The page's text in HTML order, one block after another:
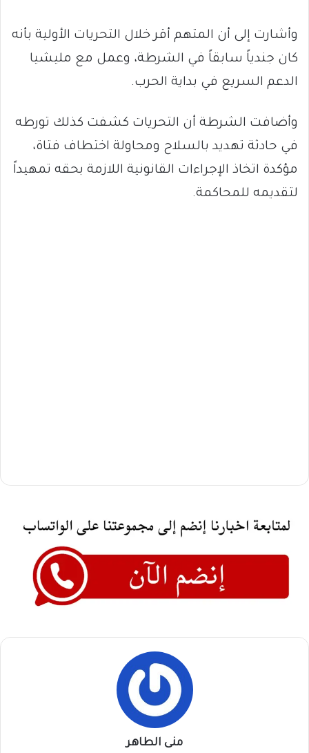
وأشارت إلى أن المتهم أقر خلال التحريات الأولية بأنه
كان جندياً سابقاً في الشرطة، وعمل مع مليشيا
الدعم السريع في بداية الحرب.
وأضافت الشرطة أن التحريات كشفت كذلك تورطه
في حادثة تهديد بالسلاح ومحاولة اختطاف فتاة،
مؤكدة اتخاذ الإجراءات القانونية اللازمة بحقه تمهيداً
لتقديمه للمحاكمة.
منى الطاهر